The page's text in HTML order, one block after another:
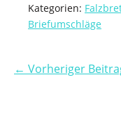
Kategorien:
Briefumschläge
← Vorheriger